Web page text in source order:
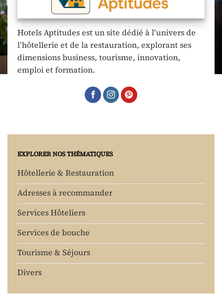
Hotels Aptitudes est un site dédié à l’univers de
l’hôtellerie et de la restauration, explorant ses
dimensions business, tourisme, innovation,
emploi et formation.
EXPLORER NOS THÉMATIQUES
Hôtellerie & Restauration
Adresses à recommander
Services Hôteliers
Services de bouche
Tourisme & Séjours
Divers